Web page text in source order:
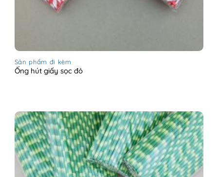
Sản phẩm đi kèm
Ống hút giấy sọc đỏ